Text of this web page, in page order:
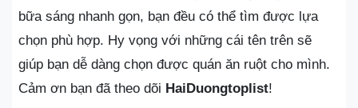
bữa sáng nhanh gọn, bạn đều có thể tìm được lựa
chọn phù hợp. Hy vọng với những cái tên trên sẽ
giúp bạn dễ dàng chọn được quán ăn ruột cho mình.
Cảm ơn bạn đã theo dõi HaiDuongtoplist!